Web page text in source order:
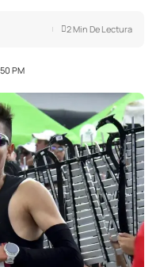
PM
2 Min De Lectura